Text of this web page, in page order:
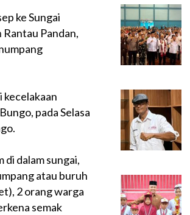
ke Sungai
Pandan,
kecelakaan
pada Selasa
di dalam sungai,
atau buruh
2 orang warga
semak